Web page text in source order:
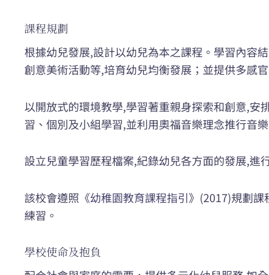
課程規劃
根據幼兒發展,設計以幼兒為本之課程。學習內容
創意美術活動等,培育幼兒均衡發展；並提供多感
以開放式的環境教學,學習著重親身探索和創意,安
習、個別及小組學習,並利用奧福音樂理念推行音
設立兒童學習歷程檔案,紀錄幼兒各方面的發展,進
該校會遵照《幼稚園教育課程指引》(2017)規劃課
練習。
學校使命及抱負